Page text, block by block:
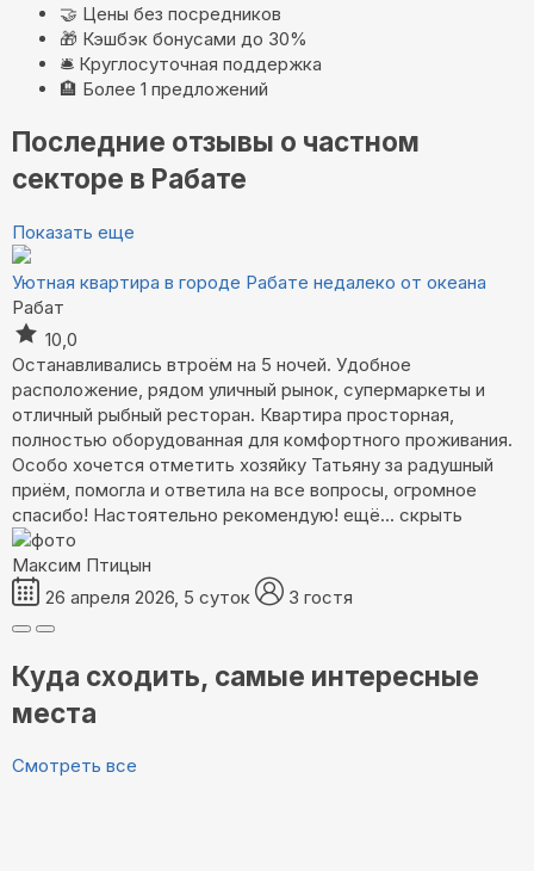
🤝 Цены без посредников
🎁 Кэшбэк бонусами до 30%
🛎️ Круглосуточная поддержка
🏨 Более 1 предложений
Последние отзывы о частном
секторе в Рабате
Показать еще
Уютная квартира в городе Рабате недалеко от океана
Рабат
10,0
Останавливались втроём на 5 ночей. Удобное
расположение, рядом уличный рынок, супермаркеты и
отличный рыбный ресторан. Квартира просторная,
полностью оборудованная для комфортного проживания.
Особо хочется отметить хозяйку Татьяну за радушный
приём, помогла и ответила на все вопросы, огромное
спасибо! Настоятельно рекомендую! ещё... скрыть
Максим Птицын
26 апреля 2026, 5 суток
3 гостя
Куда сходить, самые интересные
места
Смотреть все